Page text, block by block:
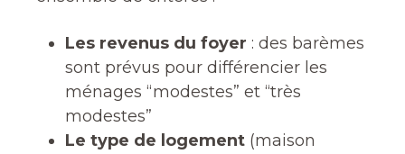
Les revenus du foyer : des barèmes
sont prévus pour différencier les
ménages “modestes” et “très
modestes”
Le type de logement (maison